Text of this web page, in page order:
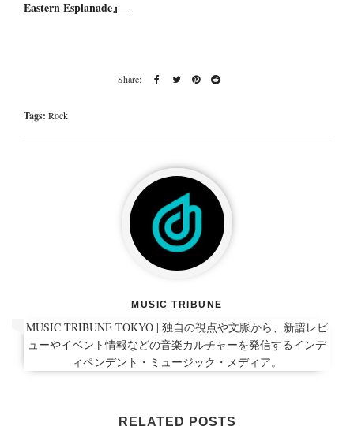
Eastern Esplanade』
Tags: Rock
MUSIC TRIBUNE
MUSIC TRIBUNE TOKYO | 独自の視点や文脈から、新譜レビ
ューやイベント情報などの音楽カルチャーを発信するインデ
ィペンデント・ミュージック・メディア。
RELATED POSTS